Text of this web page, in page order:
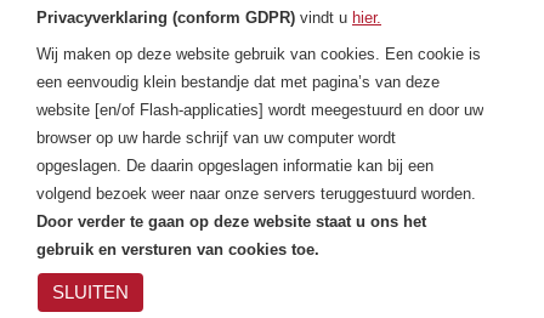
CONTACT
Contactformulier
Laurens Internationaal
Privacyverklaring
Privacyverklaring
Privacyverklaring (conform GDPR) vindt u hier.
Wij maken op deze website gebruik van cookies. Een cookie is
een eenvoudig klein bestandje dat met pagina’s van deze
website [en/of Flash-applicaties] wordt meegestuurd en door uw
browser op uw harde schrijf van uw computer wordt
opgeslagen. De daarin opgeslagen informatie kan bij een
volgend bezoek weer naar onze servers teruggestuurd worden.
Door verder te gaan op deze website staat u ons het
gebruik en versturen van cookies toe.
SLUITEN